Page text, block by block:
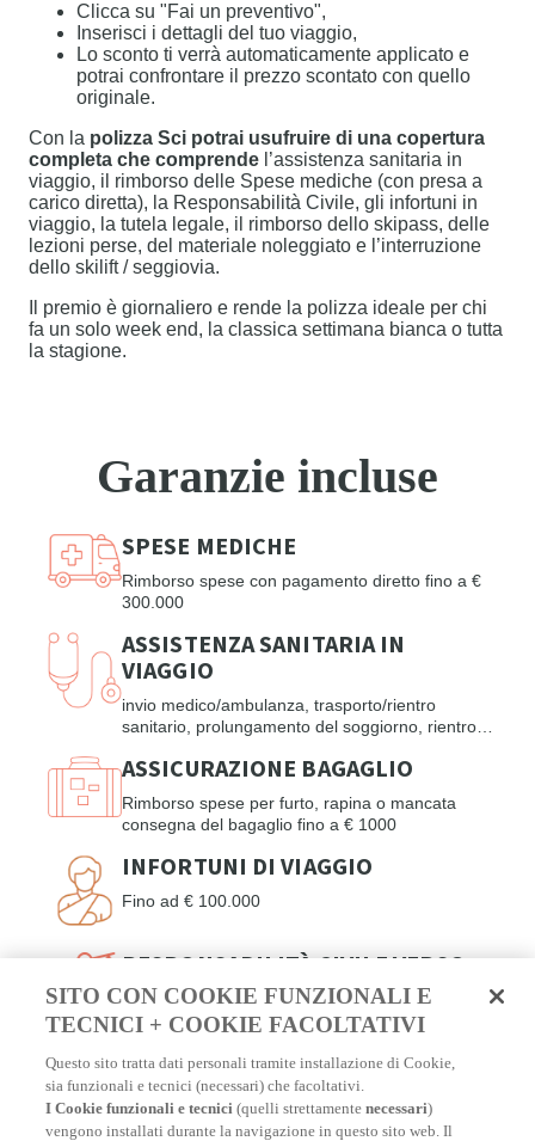
Clicca su "Fai un preventivo",
Inserisci i dettagli del tuo viaggio,
Lo sconto ti verrà automaticamente applicato e
potrai confrontare il prezzo scontato con quello
originale.
Con la polizza Sci potrai usufruire di una copertura
completa che comprende l’assistenza sanitaria in
viaggio, il rimborso delle Spese mediche (con presa a
carico diretta), la Responsabilità Civile, gli infortuni in
viaggio, la tutela legale, il rimborso dello skipass, delle
lezioni perse, del materiale noleggiato e l’interruzione
dello skilift / seggiovia.
Il premio è giornaliero e rende la polizza ideale per chi
fa un solo week end, la classica settimana bianca o tutta
la stagione.
Garanzie incluse
SPESE MEDICHE
Rimborso spese con pagamento diretto fino a €
300.000
ASSISTENZA SANITARIA IN
VIAGGIO
invio medico/ambulanza, trasporto/rientro
sanitario, prolungamento del soggiorno, rientro
ricovero
ASSICURAZIONE BAGAGLIO
Rimborso spese per furto, rapina o mancata
consegna del bagaglio fino a € 1000
INFORTUNI DI VIAGGIO
Fino ad € 100.000
RESPONSABILITÀ CIVILE VERSO
TERZI
per danni a persone fino a € 100.000, per danni
RITARDO AEREO
Fino a € 200
SITO CON COOKIE FUNZIONALI E
TECNICI + COOKIE FACOLTATIVI
Questo sito tratta dati personali tramite installazione di Cookie,
sia funzionali e tecnici (necessari) che facoltativi.
I Cookie funzionali e tecnici (quelli strettamentenecessari)
vengono installati durante la navigazione in questo sito web. Il